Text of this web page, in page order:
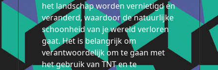
het landschap worden vernietigd en
veranderd, waardoor de natuurlijke
schoonheid van je wereld verloren
gaat. Het is belangrijk om
verantwoordelijk om te gaan met
het gebruik van TNT en te